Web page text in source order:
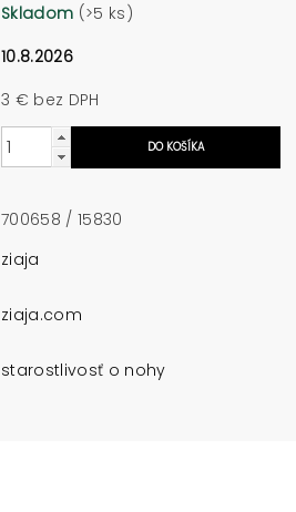
Skladom (>5 ks)
10.8.2026
3 € bez DPH
700658 / 15830
ziaja
ziaja.com
starostlivosť o nohy